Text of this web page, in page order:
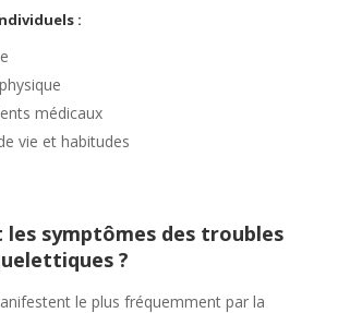
:
médicaux
vie et habitudes
les symptômes des troubles
?
le plus fréquemment par la